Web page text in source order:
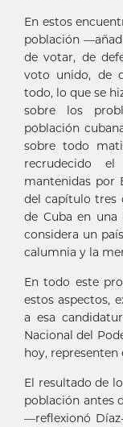
En estos
población
de votar, de
voto unido, de
todo, lo que se
sobre los
población
sobre todo
recrudecido
mantenidas por
del capítulo tres
de Cuba en una
considera un
calumnia y la
En todo este
estos aspectos,
a esa
Nacional del
hoy, representen
El resultado de
población antes
—reflexionó